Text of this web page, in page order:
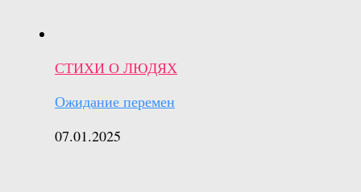
СТИХИ О ЛЮДЯХ
Ожидание перемен
07.01.2025